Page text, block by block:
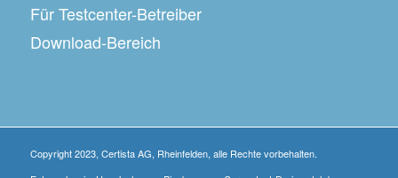
Für Testcenter-Betreiber
Download-Bereich
Copyright 2023, Certista AG, Rheinfelden, alle Rechte vorbehalten.